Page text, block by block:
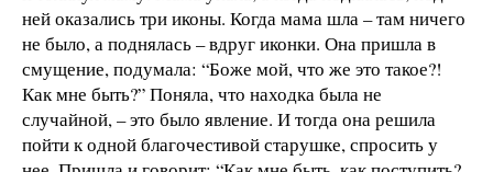
ней оказались три иконы. Когда мама шла – там ничего
не было, а поднялась – вдруг иконки. Она пришла в
смущение, подумала: “Боже мой, что же это такое?!
Как мне быть?” Поняла, что находка была не
случайной, – это было явление. И тогда она решила
пойти к одной благочестивой старушке, спросить у